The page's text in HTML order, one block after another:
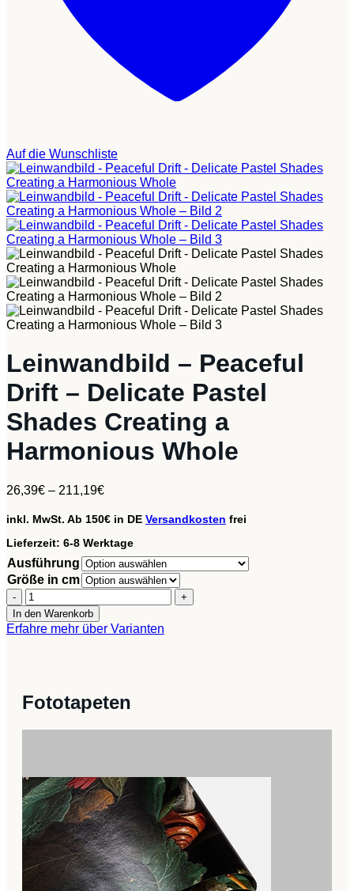
Auf die Wunschliste
Leinwandbild – Peaceful
Drift – Delicate Pastel
Shades Creating a
Harmonious Whole
26,39€ – 211,19€
inkl. MwSt. Ab 150€ in DE Versandkosten frei
Lieferzeit: 6-8 Werktage
Ausführung
Größe in cm
Leinwandbild
-
Peaceful
Drift
Shades
Creating
In den Warenkorb
Erfahre mehr über Varianten
Fototapeten